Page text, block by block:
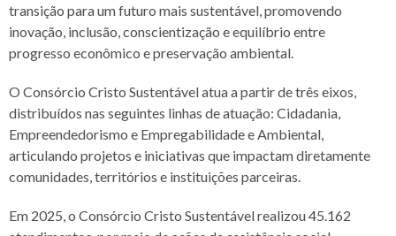
transição para um futuro mais sustentável, promovendo
inovação, inclusão, conscientização e equilíbrio entre
progresso econômico e preservação ambiental.
O Consórcio Cristo Sustentável atua a partir de três eixos,
distribuídos nas seguintes linhas de atuação: Cidadania,
Empreendedorismo e Empregabilidade e Ambiental,
articulando projetos e iniciativas que impactam diretamente
comunidades, territórios e instituições parceiras.
Em 2025, o Consórcio Cristo Sustentável realizou 45.162